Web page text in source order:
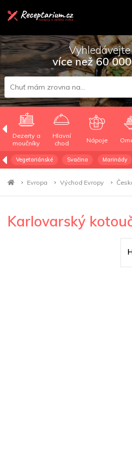
více než 60
Dezerty a
moučníky
Hlavní
chod
Nápoje
Vegetariánské Svačina Marinády
Evropa Východ Evropy
Karlovarský